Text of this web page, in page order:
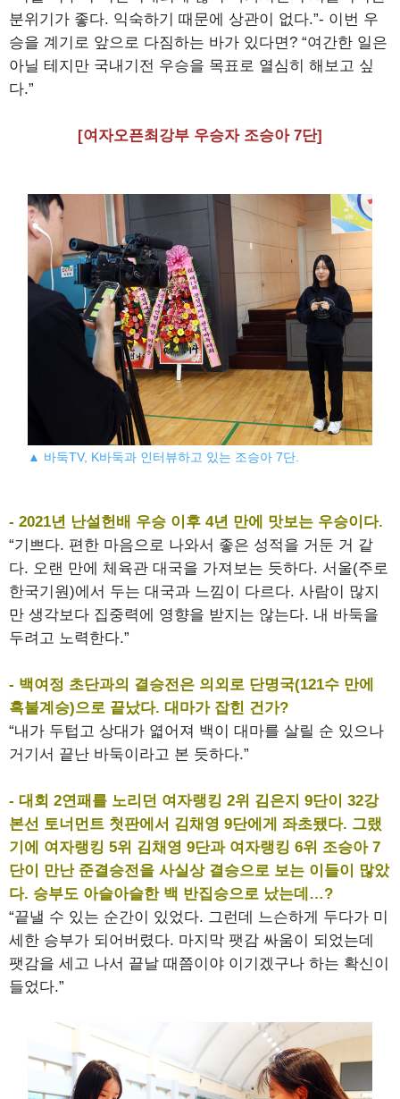
분위기가 좋다. 익숙하기 때문에 상관이 없다.”- 이번 우
승을 계기로 앞으로 다짐하는 바가 있다면? “여간한 일은
아닐 테지만 국내기전 우승을 목표로 열심히 해보고 싶
다.”
[여자오픈최강부 우승자 조승아 7단]
▲ 바둑TV, K바둑과 인터뷰하고 있는 조승아 7단.
- 2021년 난설헌배 우승 이후 4년 만에 맛보는 우승이다.
“기쁘다. 편한 마음으로 나와서 좋은 성적을 거둔 거 같
다. 오랜 만에 체육관 대국을 가져보는 듯하다. 서울(주로
한국기원)에서 두는 대국과 느낌이 다르다. 사람이 많지
만 생각보다 집중력에 영향을 받지는 않는다. 내 바둑을
두려고 노력한다.”
- 백여정 초단과의 결승전은 의외로 단명국(121수 만에
흑불계승)으로 끝났다. 대마가 잡힌 건가?
“내가 두텁고 상대가 엷어져 백이 대마를 살릴 순 있으나
거기서 끝난 바둑이라고 본 듯하다.”
- 대회 2연패를 노리던 여자랭킹 2위 김은지 9단이 32강
본선 토너먼트 첫판에서 김채영 9단에게 좌초됐다. 그랬
기에 여자랭킹 5위 김채영 9단과 여자랭킹 6위 조승아 7
단이 만난 준결승전을 사실상 결승으로 보는 이들이 많았
다. 승부도 아슬아슬한 백 반집승으로 났는데…?
“끝낼 수 있는 순간이 있었다. 그런데 느슨하게 두다가 미
세한 승부가 되어버렸다. 마지막 팻감 싸움이 되었는데
팻감을 세고 나서 끝날 때쯤이야 이기겠구나 하는 확신이
들었다.”